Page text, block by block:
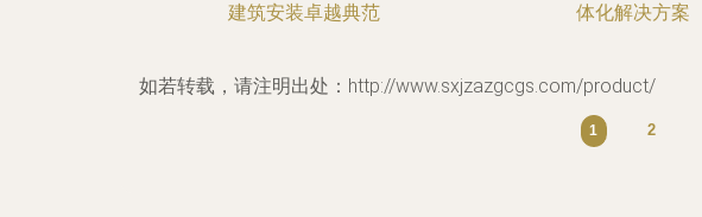
建筑安装卓越典范
体化解决方案
如若转载，请注明出处：http://www.sxjzazgcgs.com/product/
1 2